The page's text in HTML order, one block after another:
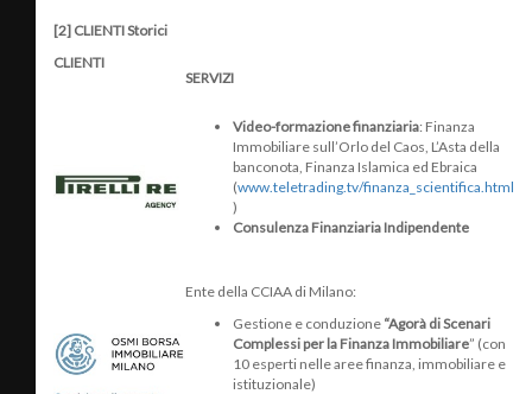
[2] CLIENTI Storici
CLIENTI
SERVIZI
Video-formazione finanziaria: Finanza
Immobiliare sull’Orlo del Caos, L’Asta della
banconota, Finanza Islamica ed Ebraica
(www.teletrading.tv/finanza_scientifica.html
)
Consulenza Finanziaria Indipendente
Ente della CCIAA di Milano:
Gestione e conduzione “Agorà di Scenari
Complessi per la Finanza Immobiliare” (con
10 esperti nelle aree finanza, immobiliare e
istituzionale)